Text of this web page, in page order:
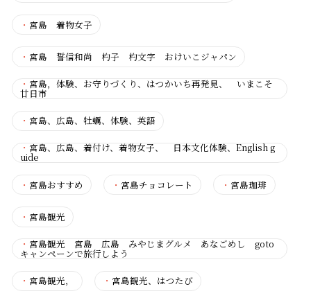
・ 宮島 着物女子
・ 宮島 誓信和尚 杓子 杓文字 おけいこジャパン
・ 宮島，体験、お守りづくり、はつかいち再発見、 いまこそ
廿日市
・ 宮島、広島、牡蠣、体験、英語
・ 宮島、広島、着付け、着物女子、 日本文化体験、English g
uide
・ 宮島おすすめ ・ 宮島チョコレート ・ 宮島珈琲
・ 宮島観光
・ 宮島観光 宮島 広島 みやじまグルメ あなごめし goto
キャンペーンで旅行しよう
・ 宮島観光， ・ 宮島観光、はつたび